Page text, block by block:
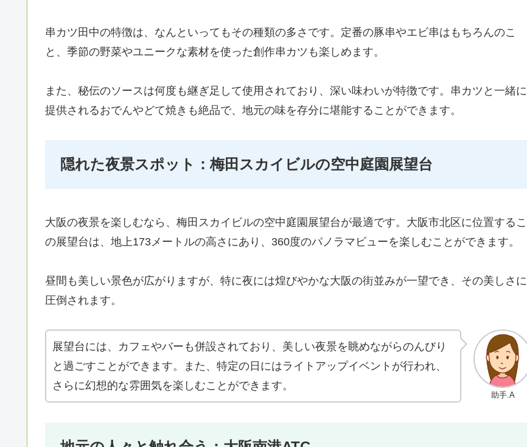
串カツ田中の特徴は、なんといってもその種類の多さです。定番の豚串やエビ串はもちろんのこ
と、季節の野菜やユニークな素材を使った創作串カツも楽しめます。
また、秘伝のソースは何度も継ぎ足して使用されており、深い味わいが特徴です。串カツと一緒に
提供されるおでんやどて焼きも絶品で、地元の味を存分に堪能することができます。
隠れた夜景スポット：梅田スカイビルの空中庭園展望台
大阪の夜景を楽しむなら、梅田スカイビルの空中庭園展望台が最適です。大阪市北区に位置するこ
の展望台は、地上173メートルの高さにあり、360度のパノラマビューを楽しむことができます。
昼間も美しい景色が広がりますが、特に夜には煌びやかな大阪の街並みが一望でき、その美しさに
圧倒されます。
助手.A
展望台には、カフェやバーも併設されており、美しい夜景を眺めながらのんびり
と過ごすことができます。また、特定の日にはライトアップイベントが行われ、
さらに幻想的な雰囲気を楽しむことができます。